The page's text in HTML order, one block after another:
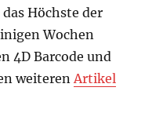
Höchste der
Wochen
4D Barcode und
weiterenArtikel